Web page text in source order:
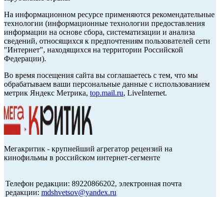
На информационном ресурсе применяются рекомендательные
технологии (информационные технологии предоставления
информации на основе сбора, систематизации и анализа
сведений, относящихся к предпочтениям пользователей сети
"Интернет", находящихся на территории Российской
Федерации).
Во время посещения сайта вы соглашаетесь с тем, что мы
обрабатываем ваши персональные данные с использованием
метрик Яндекс Метрика, top.mail.ru, LiveInternet.
Мегакритик - крупнейший агрегатор рецензий на
кинофильмы в российском интернет-сегменте
Телефон редакции: 89220866202, электронная почта
редакции: mdshvetsov@yandex.ru